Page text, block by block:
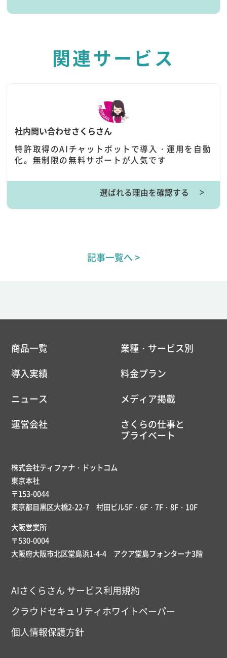
関連サービス
社内問い合わせさくらさん
特許取得のAIチャットボットで導入・運用を自動
化。無制限の無料サポートが人気です
選ばれる理由を確認する ＞
記事一覧へ >
商品一覧
業種・サービス別
導入実績
料金プラン
ニュース
メディア掲載
運営会社
さくらの仕事と
プライベート
株式会社ティファナ・ドットコム
東京本社
〒153-0044
東京都目黒区大橋2-22-7 村田ビル5F・6F・7F・8F・10F
大阪営業所
〒530-0004
大阪府大阪市北区堂島浜1-4-4 アクア堂島フォンターナ3階
AIさくらさん サービス利用規約
クラウドセキュリティホワイトペーパー
個人情報保護方針